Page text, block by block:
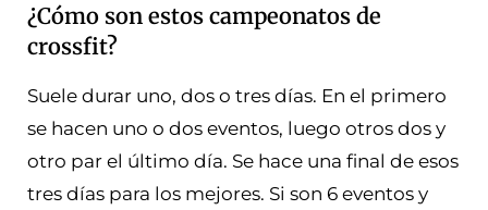
¿Cómo son estos campeonatos de
crossfit?
Suele durar uno, dos o tres días. En el primero
se hacen uno o dos eventos, luego otros dos y
otro par el último día. Se hace una final de esos
tres días para los mejores. Si son 6 eventos y